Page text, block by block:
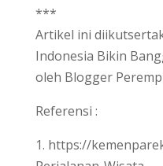
***
Artikel ini
Indonesia Bikin
oleh Blogger
Referensi :
1. https://